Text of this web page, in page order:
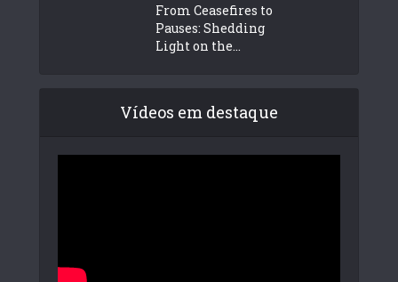
From Ceasefires to
Pauses: Shedding
Light on the...
Vídeos em destaque